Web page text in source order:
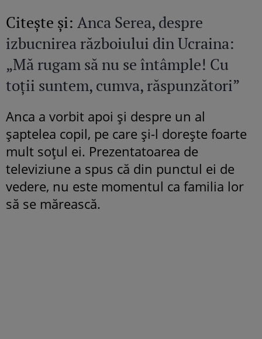
Citeşte şi: Anca Serea, despre
izbucnirea războiului din Ucraina:
„Mă rugam să nu se întâmple! Cu
toții suntem, cumva, răspunzători”
Anca a vorbit apoi și despre un al
șaptelea copil, pe care și-l dorește foarte
mult soțul ei. Prezentatoarea de
televiziune a spus că din punctul ei de
vedere, nu este momentul ca familia lor
să se mărească.